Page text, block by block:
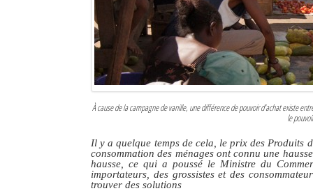
À cause de la campagne de vanille, une différence de pouvoir d’achat existe
le
Il y a quelque temps de cela, le prix des Produits
consommation des ménages ont connu une
hausse, ce qui a poussé le Ministre du
importateurs, des grossistes et des
trouver des solutions